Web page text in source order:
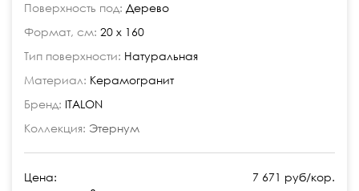
Поверхность под: Дерево
Формат, см: 20 x 160
Тип поверхности: Натуральная
Материал: Керамогранит
Бренд: ITALON
Коллекция: Этернум
Цена:
7 671 руб/кор.